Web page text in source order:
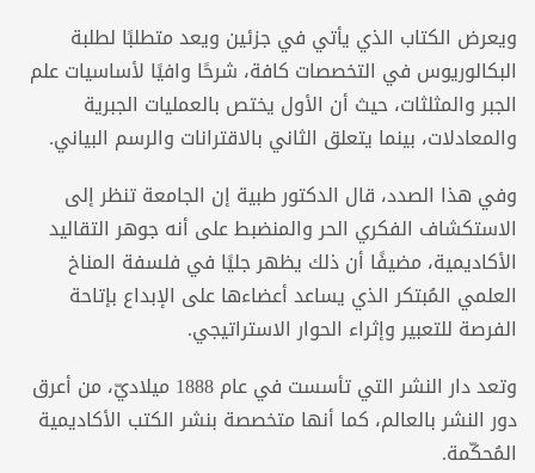
ويعرض الكتاب الذي يأتي في جزئين ويعد متطلبًا لطلبة
البكالوريوس في التخصصات كافة، شرحًا وافيًا لأساسيات علم
الجبر والمثلثات، حيث أن الأول يختص بالعمليات الجبرية
والمعادلات، بينما يتعلق الثاني بالاقترانات والرسم البياني.
وفي هذا الصدد، قال الدكتور طبية إن الجامعة تنظر إلى
الاستكشاف الفكري الحر والمنضبط على أنه جوهر التقاليد
الأكاديمية، مضيفًا أن ذلك يظهر جليًا في فلسفة المناخ
العلمي المُبتكر الذي يساعد أعضاءها على الإبداع بإتاحة
الفرصة للتعبير وإثراء الحوار الاستراتيجي.
وتعد دار النشر التي تأسست في عام 1888 ميلاديّ، من أعرق
دور النشر بالعالم، كما أنها متخصصة بنشر الكتب الأكاديمية
المُحكّمة.